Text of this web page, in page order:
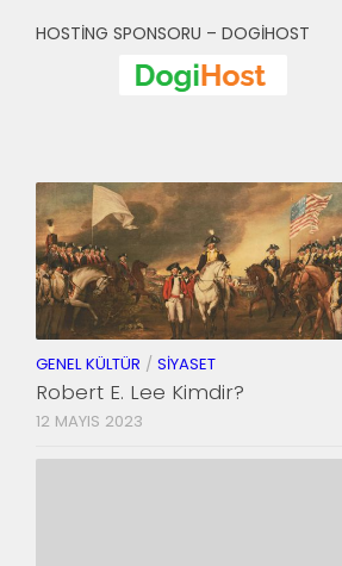
HOSTING SPONSORU – DOGIHOST
GENEL KÜLTÜR / SIYASET
Robert E. Lee Kimdir?
12 MAYIS 2023